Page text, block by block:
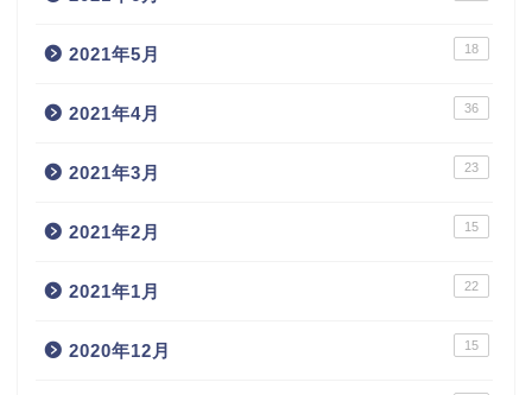
2021年5月 18
2021年4月 36
2021年3月 23
2021年2月 15
2021年1月 22
2020年12月 15